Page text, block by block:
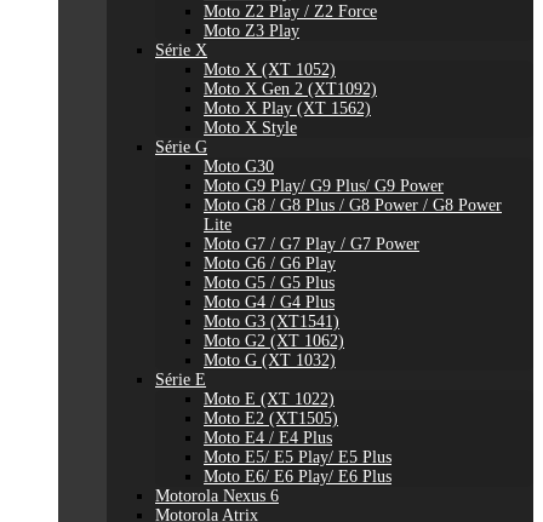
Moto Z2 Play / Z2 Force
Moto Z3 Play
Série X
Moto X (XT 1052)
Moto X Gen 2 (XT1092)
Moto X Play (XT 1562)
Moto X Style
Série G
Moto G30
Moto G9 Play/ G9 Plus/ G9 Power
Moto G8 / G8 Plus / G8 Power / G8 Power
Lite
Moto G7 / G7 Play / G7 Power
Moto G6 / G6 Play
Moto G5 / G5 Plus
Moto G4 / G4 Plus
Moto G3 (XT1541)
Moto G2 (XT 1062)
Moto G (XT 1032)
Série E
Moto E (XT 1022)
Moto E2 (XT1505)
Moto E4 / E4 Plus
Moto E5/ E5 Play/ E5 Plus
Moto E6/ E6 Play/ E6 Plus
Motorola Nexus 6
Motorola Atrix